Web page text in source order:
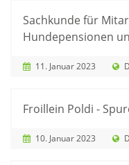
Sachkunde für
Hundepensionen
11. Januar 2023
Froillein Poldi -
10. Januar 2023